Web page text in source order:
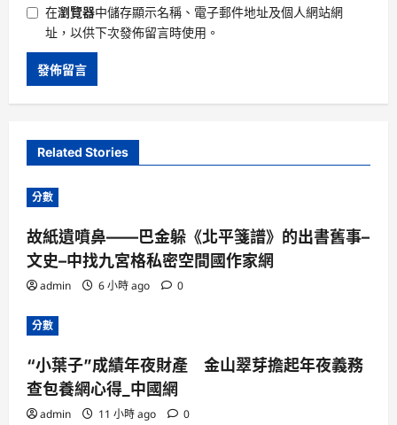
在瀏覽器中儲存顯示名稱、電子郵件地址及個人網站網
址，以供下次發佈留言時使用。
Related Stories
分數
故紙遺噴鼻——巴金躲《北平箋譜》的出書舊事–
文史–中找九宮格私密空間國作家網
admin 6 小時 ago 0
分數
“小葉子”成績年夜財產 金山翠芽擔起年夜義務
查包養網心得_中國網
admin 11 小時 ago 0